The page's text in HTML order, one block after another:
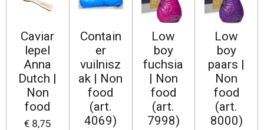
Caviar
lepel
Anna
Dutch |
Non
food
€ 8,75
Contain
er
vuilnisz
ak | Non
food
(art.
4069)
Low
boy
fuchsia
| Non
food
(art.
7998)
Low
boy
paars |
Non
food
(art.
8000)